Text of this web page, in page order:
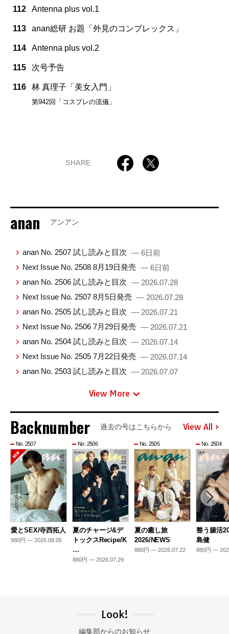
112 Antenna plus vol.1
113 anan総研 お題「外見のコンプレックス」
114 Antenna plus vol.2
115 次号予告
116 林 真理子「美女入門」
第942回「コスプレの流儀」
SHARE
anan アンアン
anan No. 2507 試し読みと目次 — 6日前
Next Issue No. 2508 8月19日発売 — 6日前
anan No. 2506 試し読みと目次 — 2026.07.28
Next Issue No. 2507 8月5日発売 — 2026.07.28
anan No. 2505 試し読みと目次 — 2026.07.21
Next Issue No. 2506 7月29日発売 — 2026.07.21
anan No. 2504 試し読みと目次 — 2026.07.14
Next Issue No. 2505 7月22日発売 — 2026.07.14
anan No. 2503 試し読みと目次 — 2026.07.07
View More
Backnumber 過去の号はこちらから View All
No. 2507
愛とSEX/寺西拓人
980円 — 2026.08.05
No. 2506
夏のチャージ&デ
トックスRecipe/K
…
880円 — 2026.07.29
No. 2505
夏の癒し旅
2026/NEWS
880円 — 2026.07.22
No. 2504
整う腸活
島健
880円 —
Look!
編集部からのお知らせ